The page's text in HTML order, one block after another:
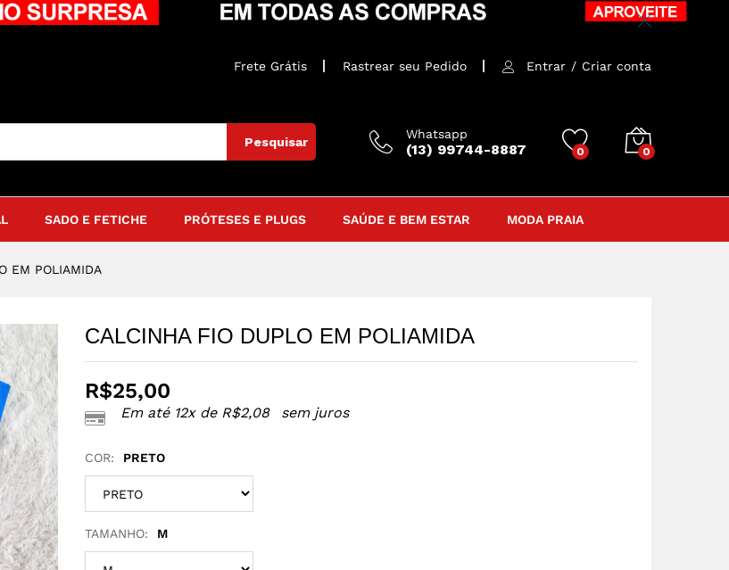
Frete Grátis Rastrear seu Pedido Entrar / Criar conta
Pesquisar
Whatsapp
(13) 99744-8887 0 0
SADO E FETICHE PRÓTESES E PLUGS SAÚDE E BEM ESTAR MODA PRAIA
EM POLIAMIDA
CALCINHA FIO DUPLO EM POLIAMIDA
R$25,00
Em até 12x de R$2,08 sem juros
COR: PRETO
TAMANHO: M
Parcelamento
R$25,00 Comprar